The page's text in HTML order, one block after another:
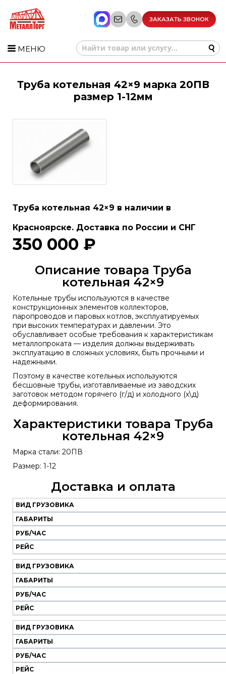
ЗАКАЗАТЬ ЗВОНОК
МЕНЮ
Труба котельная 42×9 марка 20ПВ
размер 1-12мм
Труба котельная 42×9 в наличии в
Красноярске. Доставка по России и СНГ
350 000 ₽
Описание товара Труба
котельная 42×9
Котельные трубы используются в качестве
конструкционных элементов коллекторов,
паропроводов и паровых котлов, эксплуатируемых
при высоких температурах и давлении. Это
обуславливает особые требования к характеристикам
металлопроката — изделия должны выдерживать
эксплуатацию в сложных условиях, быть прочными и
надежными.
Поэтому в качестве котельных используются
бесшовные трубы, изготавливаемые из заводских
заготовок методом горячего (г/д) и холодного (х\д)
деформирования.
Характеристики товара Труба
котельная 42×9
Марка стали: 20ПВ
Размер: 1-12
Доставка и оплата
Наш
транспорт
Вид
грузовика
Габариты
Руб/
час
Рейс
ВИД ГРУЗОВИКА
ГАБАРИТЫ
РУБ/ЧАС
РЕЙС
ВИД ГРУЗОВИКА
ГАБАРИТЫ
РУБ/ЧАС
РЕЙС
ВИД ГРУЗОВИКА
ГАБАРИТЫ
РУБ/ЧАС
РЕЙС